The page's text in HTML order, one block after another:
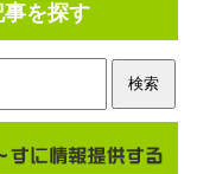
を探す